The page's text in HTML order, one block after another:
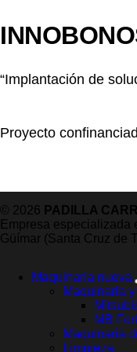
“Implantación de
Proyecto
© 2026 PADILLA
Empresa especializada
Güímar (Santa Cruz de
Maquinaria nueva
Maquinaria
MB
Maquinaria
Limpieza